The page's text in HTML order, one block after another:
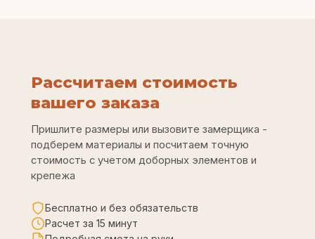
Рассчитаем стоимость
вашего заказа
Пришлите размеры или вызовите замерщика -
подберем материалы и посчитаем точную
стоимость с учетом доборных элементов и
крепежа
Бесплатно и без обязательств
Расчет за 15 минут